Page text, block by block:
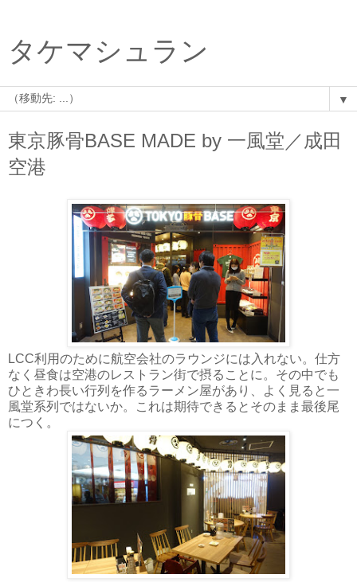
タケマシュラン
▼
東京豚骨BASE MADE by 一風堂／成田
空港
LCC利用のために航空会社のラウンジには入れない。仕方
なく昼食は空港のレストラン街で摂ることに。その中でも
ひときわ長い行列を作るラーメン屋があり、よく見ると一
風堂系列ではないか。これは期待できるとそのまま最後尾
につく。